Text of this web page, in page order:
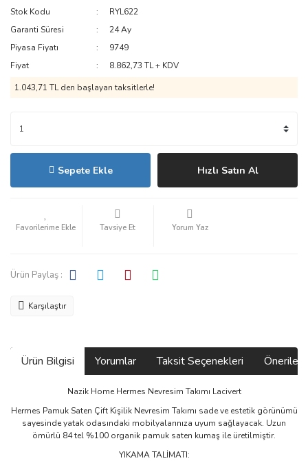
Stok Kodu
RYL622
Garanti Süresi
24 Ay
Piyasa Fiyatı
9749
Fiyat
8.862,73 TL + KDV
1.043,71 TL den başlayan taksitlerle!
Sepete Ekle Hızlı Satın Al
Tavsiye Et Yorum Yaz
Ürün Paylaş :
Karşılaştır
Ürün Bilgisi Yorumlar Taksit Seçenekleri
Nazik Home Hermes Nevresim Takımı Lacivert
Hermes Pamuk Saten Çift Kişilik Nevresim Takımı sade ve estetik görünümü
sayesinde yatak odasındaki mobilyalarınıza uyum sağlayacak. Uzun
ömürlü 84 tel %100 organik pamuk saten kumaş ile üretilmiştir.
YIKAMA TALİMATI: